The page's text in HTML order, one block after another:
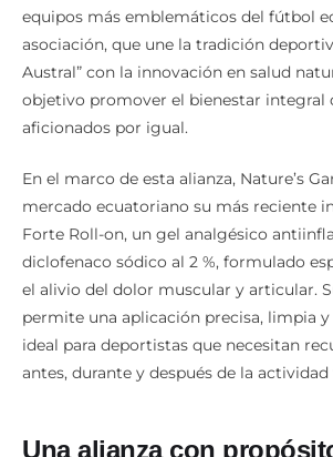
equipos más emblemáticos del fútbol
asociación, que une la tradición
Austral” con la innovación en salud
objetivo promover el bienestar integral
aficionados por igual.
En el marco de esta alianza, Nature’s
mercado ecuatoriano su más reciente
Forte Roll-on, un gel analgésico
diclofenaco sódico al 2 %, formulado
el alivio del dolor muscular y articular.
permite una aplicación precisa, limpia
ideal para deportistas que necesitan
antes, durante y después de la actividad
Una alianza con